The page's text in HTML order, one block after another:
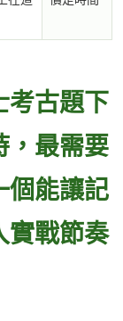
考古題下
，最需要
個能讓記
實戰節奏